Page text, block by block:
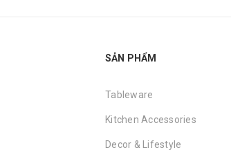
SẢN PHẨM
Tableware
Kitchen Accessories
Decor & Lifestyle